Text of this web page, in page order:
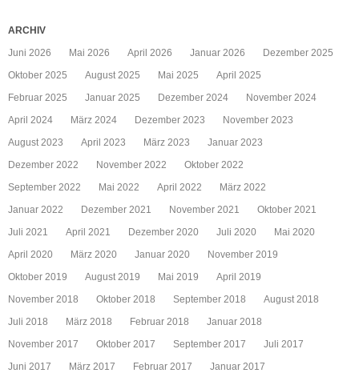
ARCHIV
Juni 2026
Mai 2026 April 2026 Januar 2026
Dezember 2025
Oktober 2025
August 2025 Mai 2025
April 2025
Februar 2025
Januar 2025 Dezember 2024
November 2024
April 2024
März 2024 Dezember 2023
November 2023
August 2023
April 2023 März 2023
Januar 2023
Dezember 2022
November 2022
Oktober 2022
September 2022
Mai 2022 April 2022
März 2022
Januar 2022
Dezember 2021 November 2021
Oktober 2021
Juli 2021
April 2021 Dezember 2020 Juli 2020
Mai 2020
April 2020
März 2020 Januar 2020
November 2019
Oktober 2019
August 2019 Mai 2019
April 2019
November 2018
Oktober 2018 September 2018
August 2018
Juli 2018
März 2018 Februar 2018
Januar 2018
November 2017
Oktober 2017 September 2017
Juli 2017
Juni 2017
März 2017 Februar 2017
Januar 2017